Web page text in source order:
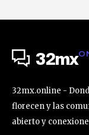
32mx
32mx.online -
florecen y las
abierto y